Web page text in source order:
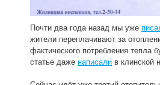
Почти два года назад мы уже
жители переплачивают за
фактического потребления тепла
статье даже написали в клинской